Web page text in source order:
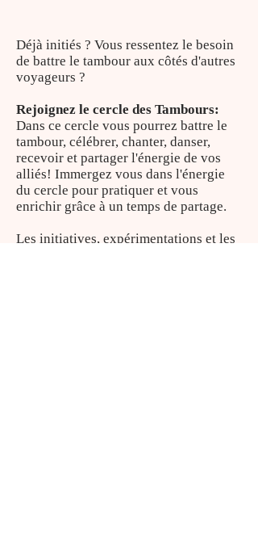
Déjà initiés ? Vous ressentez le besoin
de battre le tambour aux côtés d'autres
voyageurs ?
Rejoignez le cercle des Tambours:
Dans ce cercle vous pourrez battre le
tambour, célébrer, chanter, danser,
recevoir et partager l'énergie de vos
alliés! Immergez vous dans l'énergie
du cercle pour pratiquer et vous
enrichir grâce à un temps de partage.
Les initiatives, expérimentations et les